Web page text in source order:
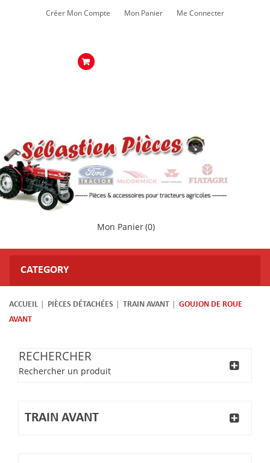
Créer Mon Compte Mon Panier Me Connecter
Mon Panier(0)
CATEGORY
ACCUEIL PIÈCES DÉTACHÉES TRAIN AVANT
GOUJON DE ROUE
AVANT
RECHERCHER
Rechercher un produit
TRAIN AVANT